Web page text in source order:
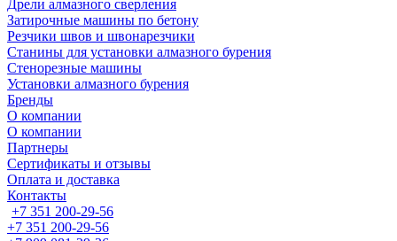
Дрели алмазного сверления
Затирочные машины по бетону
Резчики швов и швонарезчики
Станины для установки алмазного бурения
Стенорезные машины
Установки алмазного бурения
Бренды
О компании
О компании
Партнеры
Cертификаты и отзывы
Оплата и доставка
Контакты
+7 351 200-29-56
+7 351 200-29-56